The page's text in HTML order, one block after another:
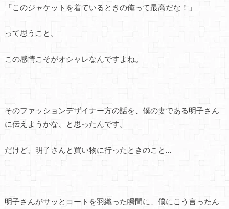
「このジャケットを着ているときの俺って最高だな！」
って思うこと。
この感情こそがオシャレなんですよね。
そのファッションデザイナー方の話を、僕の妻である明子さん
に伝えようかな、と思ったんです。
だけど、明子さんと買い物に行ったときのこと…
明子さんがサッとコートを羽織った瞬間に、僕にこう言ったん